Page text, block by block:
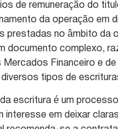
de remuneração do
da operação em
prestadas no âmbito da
documento complexo,
Mercados Financeiro e
tipos de
escritura é um
interesse em deixar